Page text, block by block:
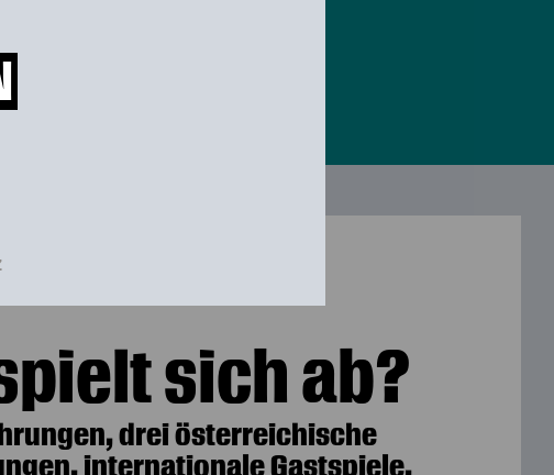
sich ab?
drei österreichische
internationale Gastspiele,